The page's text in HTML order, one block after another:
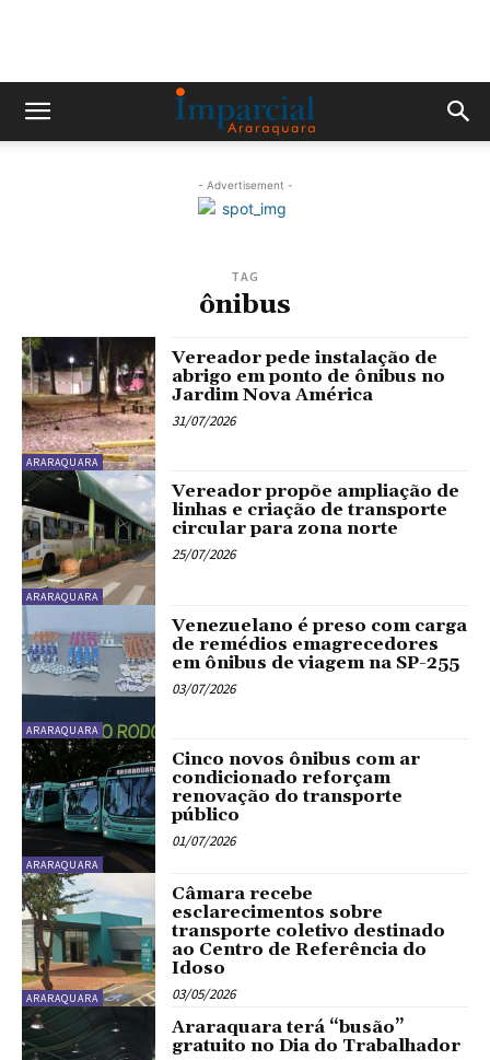
- Advertisement -
TAG
ônibus
ARARAQUARA
Vereador pede instalação de
abrigo em ponto de ônibus no
Jardim Nova América
31/07/2026
ARARAQUARA
Vereador propõe ampliação de
linhas e criação de transporte
circular para zona norte
25/07/2026
ARARAQUARA
Venezuelano é preso com carga
de remédios emagrecedores
em ônibus de viagem na SP-255
03/07/2026
ARARAQUARA
Cinco novos ônibus com ar
condicionado reforçam
renovação do transporte
público
01/07/2026
ARARAQUARA
Câmara recebe
esclarecimentos sobre
transporte coletivo destinado
ao Centro de Referência do
Idoso
03/05/2026
Araraquara terá “busão”
gratuito no Dia do Trabalhador